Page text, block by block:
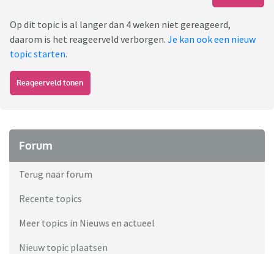
Op dit topic is al langer dan 4 weken niet gereageerd,
daarom is het reageerveld verborgen. Je kan ook een nieuw
topic starten.
Reageerveld tonen
Forum
Terug naar forum
Recente topics
Meer topics in Nieuws en actueel
Nieuw topic plaatsen